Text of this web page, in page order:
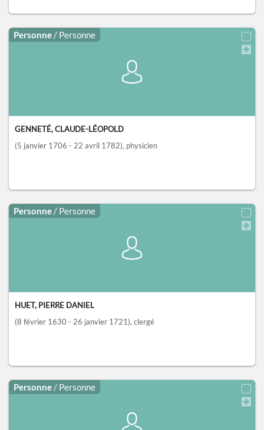
Personne / Personne
GENNETÉ, CLAUDE-LÉOPOLD
(5 janvier 1706 - 22 avril 1782), physicien
Personne / Personne
HUET, PIERRE DANIEL
(8 février 1630 - 26 janvier 1721), clergé
Personne / Personne